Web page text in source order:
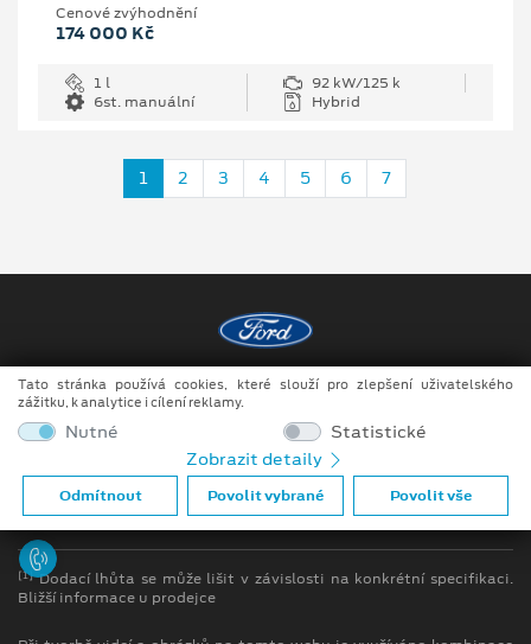
Cenové zvýhodnění
174 000 Kč
1 l
92 kW/125 k
6st. manuální
Hybrid
1 2 3 4 5 6 7
Copyright ©2026 Auto JIPE s.r.o.
Obchodní podmínky
Ochrana osobních údajů
Prohlášení o zpracování údajů konečných zákazníků
[1]Dodací lhůta se může lišit v závislosti na konkrétní specifikaci.
Bližší informace u prodejce
Tato stránka používá cookies, které slouží pro zlepšení uživatelského
zážitku, k analytice i cílení reklamy.
Nutné
Statistické
Zobrazit detaily
Odmítnout Povolit vybrané Povolit vše